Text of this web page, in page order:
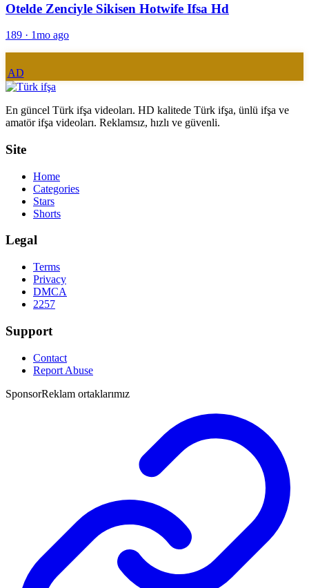
Otelde Zenciyle Sikisen Hotwife Ifsa Hd
189 · 1mo ago
AD
En güncel Türk ifşa videoları. HD kalitede Türk ifşa, ünlü ifşa ve
amatör ifşa videoları. Reklamsız, hızlı ve güvenli.
Site
Home
Categories
Stars
Shorts
Legal
Terms
Privacy
DMCA
2257
Support
Contact
Report Abuse
SponsorReklam ortaklarımız